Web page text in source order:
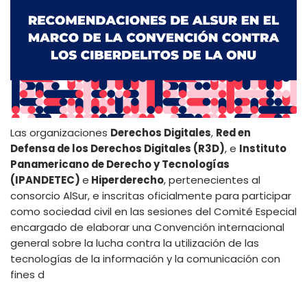
Las organizaciones Derechos Digitales, Red en
Defensa de los Derechos Digitales (R3D), e Instituto
Panamericano de Derecho y Tecnologías
(IPANDETEC)e Hiperderecho, pertenecientes al
consorcio AlSur, e inscritas oficialmente para participar
como sociedad civil en las sesiones del Comité Especial
encargado de elaborar una Convención internacional
general sobre la lucha contra la utilización de las
tecnologías de la información y la comunicación con
fines d